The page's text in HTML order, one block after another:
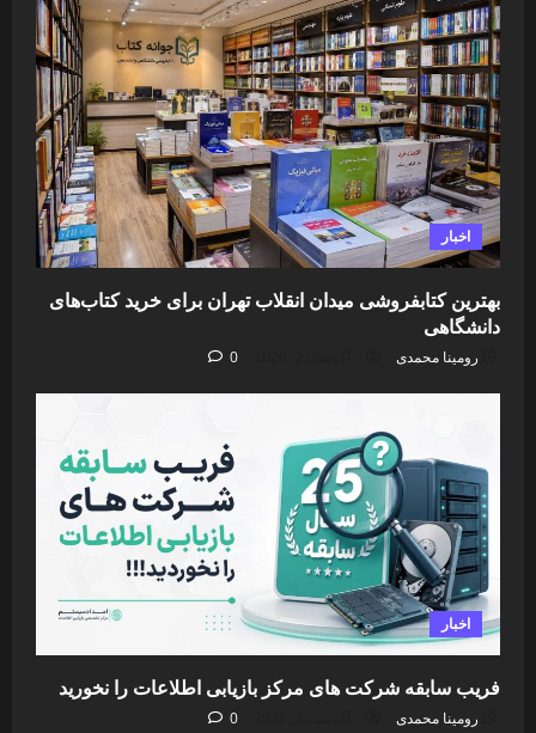
اخبار
بهترین کتابفروشی میدان انقلاب تهران برای خرید کتاب‌های
دانشگاهی
رومینا محمدی 0
اخبار
فریب سابقه شرکت های مرکز بازیابی اطلاعات را نخورید
رومینا محمدی 0